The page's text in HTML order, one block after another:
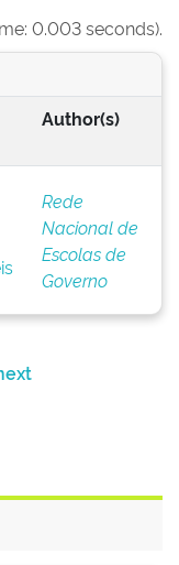
0.003 seconds).
Author(s)
Rede
Nacional de
Escolas de
Governo